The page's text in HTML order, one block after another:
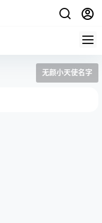
无颜小天使名字